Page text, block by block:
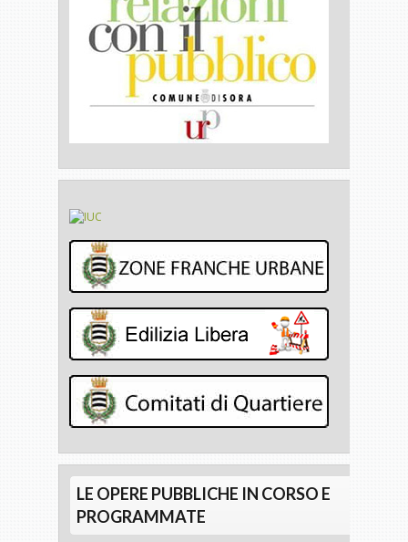
LE OPERE PUBBLICHE IN CORSO E
PROGRAMMATE